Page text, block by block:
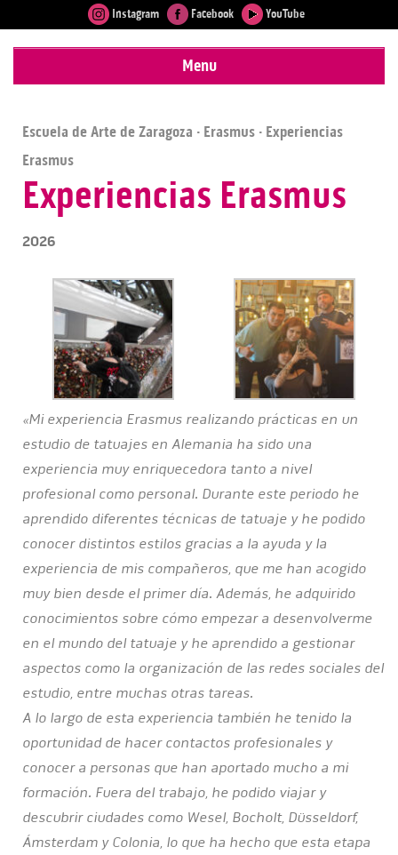
Instagram Facebook YouTube
Menu
Escuela de Arte de Zaragoza · Erasmus · Experiencias
Erasmus
Experiencias Erasmus
2026
«Mi experiencia Erasmus realizando prácticas en un
estudio de tatuajes en Alemania ha sido una
experiencia muy enriquecedora tanto a nivel
profesional como personal. Durante este periodo he
aprendido diferentes técnicas de tatuaje y he podido
conocer distintos estilos gracias a la ayuda y la
experiencia de mis compañeros, que me han acogido
muy bien desde el primer día. Además, he adquirido
conocimientos sobre cómo empezar a desenvolverme
en el mundo del tatuaje y he aprendido a gestionar
aspectos como la organización de las redes sociales del
estudio, entre muchas otras tareas.
A lo largo de esta experiencia también he tenido la
oportunidad de hacer contactos profesionales y
conocer a personas que han aportado mucho a mi
formación. Fuera del trabajo, he podido viajar y
descubrir ciudades como Wesel, Bocholt, Düsseldorf,
Ámsterdam y Colonia, lo que ha hecho que esta etapa